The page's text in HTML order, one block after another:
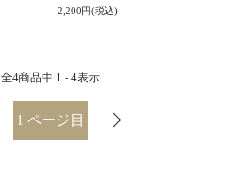
2,200円(税込)
全4商品中 1 - 4表示
1 ページ目